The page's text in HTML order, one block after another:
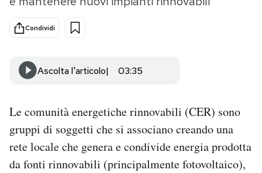
Scienza
Cultura
Economia
Media
PODCAST
NEWSLETTER
Condividi
Ascolta l'articolo 03:35
Le comunità energetiche rinnovabili (CER) sono
gruppi di soggetti che si associano creando una
rete locale che genera e condivide energia prodotta
da fonti rinnovabili (principalmente fotovoltaico),